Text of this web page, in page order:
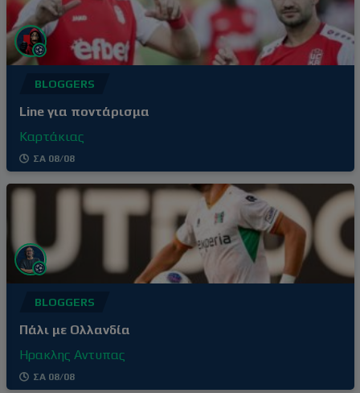
τους οι περισσότερες αγγλικές ομάδες, με
αγώνες για τον πρώτο
BLOGGERS
Line για ποντάρισμα
Καρτάκιας
ΣΑ 08/08
BLOGGERS
Πάλι με Ολλανδία
Ηρακλης Αντυπας
ΣΑ 08/08